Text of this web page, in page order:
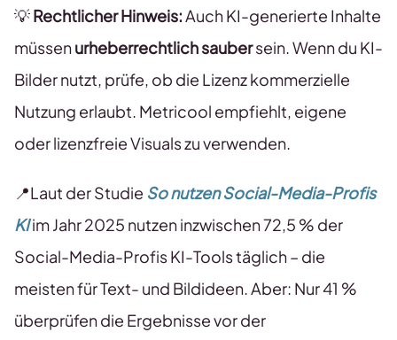
💡Rechtlicher Hinweis:Auch KI-generierte Inhalte
müssenurheberrechtlich saubersein. Wenn du KI-
Bilder nutzt, prüfe, ob die Lizenz kommerzielle
Nutzung erlaubt. Metricool empfiehlt, eigene
oder lizenzfreie Visuals zu verwenden.
📍Laut der Studie So nutzen Social-Media-Profis
KIim Jahr 2025 nutzen inzwischen 72,5 % der
Social-Media-Profis KI-Tools täglich – die
meisten für Text- und Bildideen. Aber: Nur 41 %
überprüfen die Ergebnisse vor der